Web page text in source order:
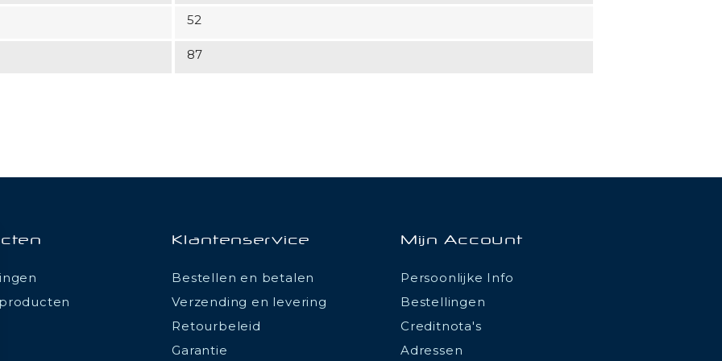
52
87
Klantenservice
Bestellen en betalen
Verzending en levering
Retourbeleid
Garantie
Mijn Account
Persoonlijke Info
Bestellingen
Creditnota's
Adressen